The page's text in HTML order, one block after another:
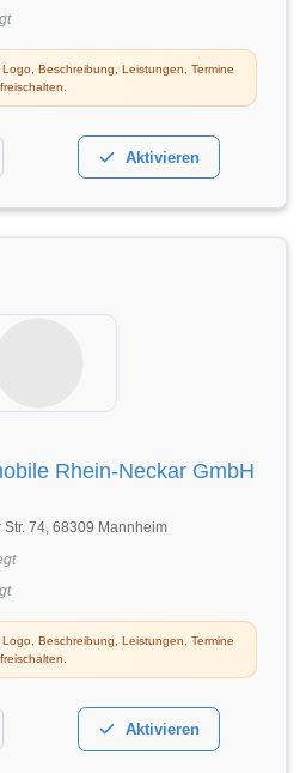
Logo, Beschreibung, Leistungen, Termine
Aktivieren
Rhein-Neckar GmbH
74, 68309 Mannheim
Logo, Beschreibung, Leistungen, Termine
Aktivieren